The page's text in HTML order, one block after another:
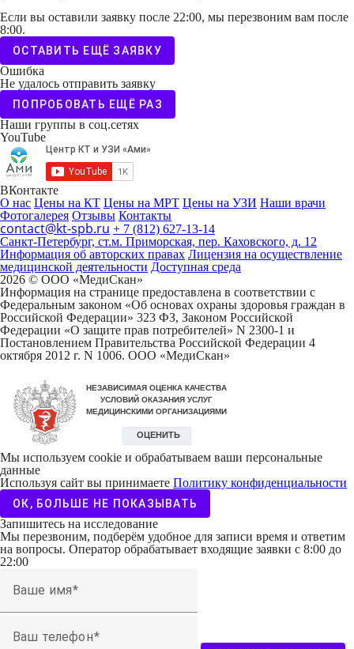
Если вы оставили заявку после 22:00, мы перезвоним вам после
8:00.
ОСТАВИТЬ ЕЩЁ ЗАЯВКУ
Ошибка
Не удалось отправить заявку
ПОПРОБОВАТЬ ЕЩЁ РАЗ
Наши группы в соц.сетях
YouTube
ВКонтакте
О нас Цены на КТ Цены на МРТ Цены на УЗИ Наши врачи
Фотогалерея Отзывы Контакты
contact@kt-spb.ru + 7 (812) 627-13-14
Санкт-Петербург, ст.м. Приморская, пер. Каховского, д. 12
Информация об авторских правах Лицензия на осуществление
медицинской деятельности Доступная среда
2026 © ООО «МедиCкан»
Информация на странице предоставлена в соответствии с
Федеральным законом «Об основах охраны здоровья граждан в
Российской Федерации» 323 ФЗ, Законом Российской
Федерации «О защите прав потребителей» N 2300-1 и
Постановлением Правительства Российской Федерации 4
октября 2012 г. N 1006. ООО «МедиСкан»
Мы используем cookie и обрабатываем ваши персональные
данные
Используя сайт вы принимаете Политику конфиденциальности
ОК, БОЛЬШЕ НЕ ПОКАЗЫВАТЬ
Запишитесь на исследование
Мы перезвоним, подберём удобное для записи время и ответим
на вопросы. Оператор обрабатывает входящие заявки с 8:00 до
22:00
Ваше имя
Ваш телефон